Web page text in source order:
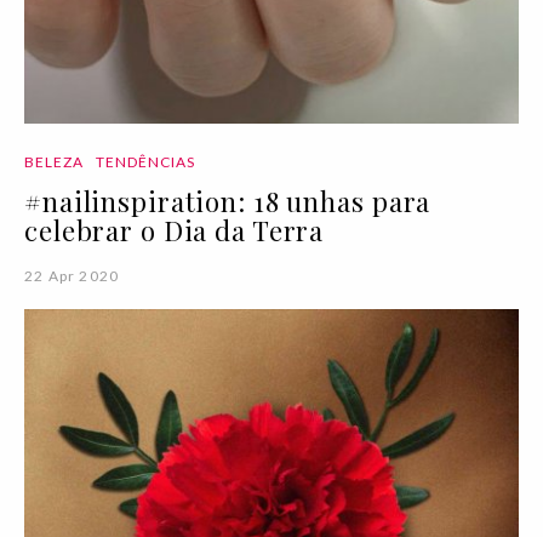
BELEZA TENDÊNCIAS
#nailinspiration: 18 unhas para
celebrar o Dia da Terra
22 Apr 2020